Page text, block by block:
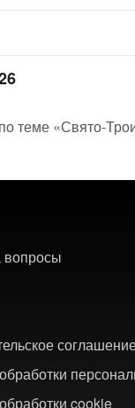
теме «Свято-
вопросы
cookie